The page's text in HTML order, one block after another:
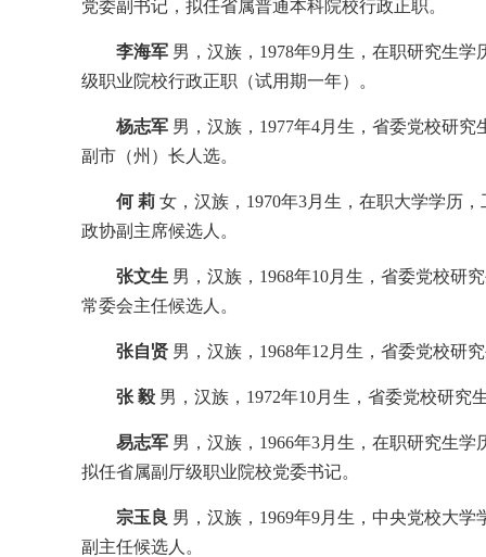
党委副书记，拟任省属普通本科院校行政正职。
李海军 男，汉族，1978年9月生，在职研究生
级职业院校行政正职（试用期一年）。
杨志军 男，汉族，1977年4月生，省委党校研
副市（州）长人选。
何 莉 女，汉族，1970年3月生，在职大学学历
政协副主席候选人。
张文生 男，汉族，1968年10月生，省委党校研
常委会主任候选人。
张自贤 男，汉族，1968年12月生，省委党校研
张 毅 男，汉族，1972年10月生，省委党校研
易志军 男，汉族，1966年3月生，在职研究生
拟任省属副厅级职业院校党委书记。
宗玉良 男，汉族，1969年9月生，中央党校大
副主任候选人。